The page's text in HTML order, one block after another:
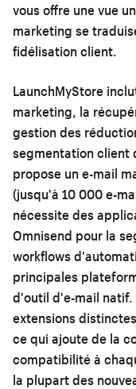
vous offre une vue
marketing se
fidélisation client.
LaunchMyStore
marketing, la
gestion des
segmentation client
propose un e-mail
(jusqu'à 10 000 e-
nécessite des
Omnisend pour la
workflows
principales
d'outil d'e-mail natif.
extensions
ce qui ajoute de la
compatibilité à
la plupart des